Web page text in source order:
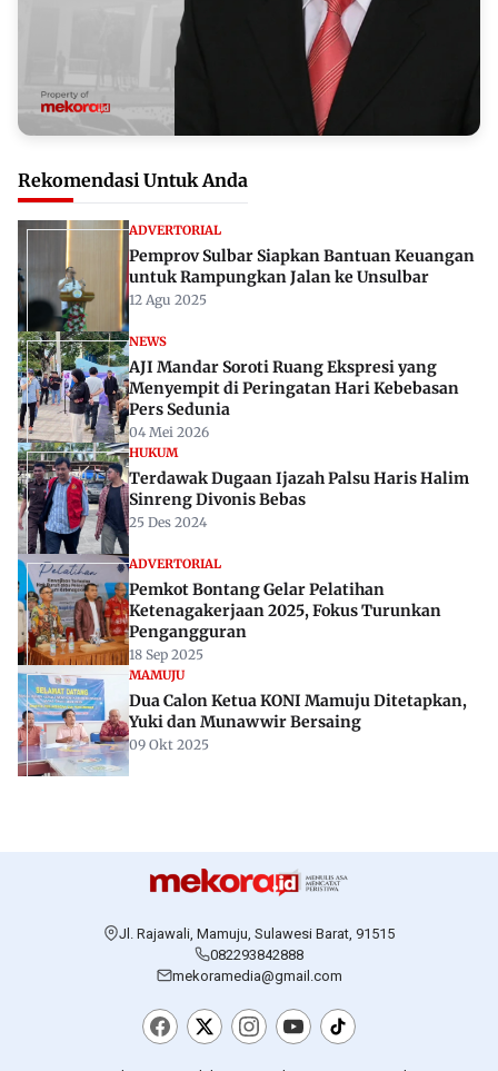
Rekomendasi Untuk Anda
ADVERTORIAL
Pemprov Sulbar Siapkan Bantuan Keuangan
untuk Rampungkan Jalan ke Unsulbar
12 Agu 2025
NEWS
AJI Mandar Soroti Ruang Ekspresi yang
Menyempit di Peringatan Hari Kebebasan
Pers Sedunia
04 Mei 2026
HUKUM
Terdawak Dugaan Ijazah Palsu Haris Halim
Sinreng Divonis Bebas
25 Des 2024
ADVERTORIAL
Pemkot Bontang Gelar Pelatihan
Ketenagakerjaan 2025, Fokus Turunkan
Pengangguran
18 Sep 2025
MAMUJU
Dua Calon Ketua KONI Mamuju Ditetapkan,
Yuki dan Munawwir Bersaing
09 Okt 2025
Jl. Rajawali, Mamuju, Sulawesi Barat, 91515
082293842888
mekoramedia@gmail.com